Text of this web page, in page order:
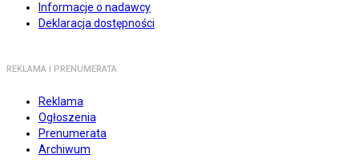
Informacje o nadawcy
Deklaracja dostępności
REKLAMA I PRENUMERATA
Reklama
Ogłoszenia
Prenumerata
Archiwum